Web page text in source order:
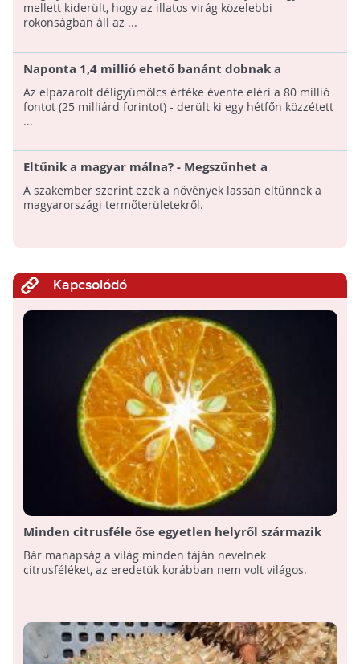
mellett kiderült, hogy az illatos virág közelebbi
rokonságban áll az ...
Naponta 1,4 millió ehető banánt dobnak a
szemétbe a britek
Az elpazarolt déligyümölcs értéke évente eléri a 80 millió
fontot (25 milliárd forintot) - derült ki egy hétfőn közzétett
...
Eltűnik a magyar málna? - Megszűnhet a
málnatermesztés Magyarországon!
A szakember szerint ezek a növények lassan eltűnnek a
magyarországi termőterületekről.
Kapcsolódó
Minden citrusféle őse egyetlen helyről származik
Bár manapság a világ minden táján nevelnek
citrusféléket, az eredetük korábban nem volt világos.